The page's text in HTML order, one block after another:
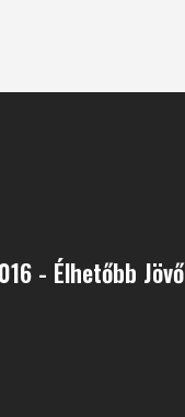
- Élhetőbb Jövő